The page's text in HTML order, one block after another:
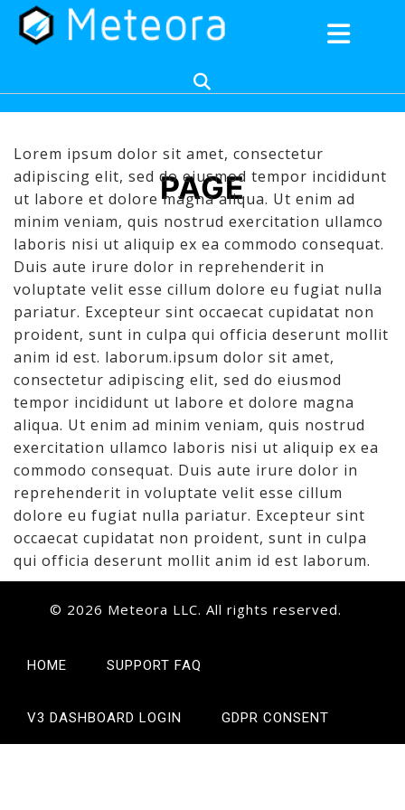
PAGE
Lorem ipsum dolor sit amet, consectetur
adipiscing elit, sed do eiusmod tempor incididunt
ut labore et dolore magna aliqua. Ut enim ad
minim veniam, quis nostrud exercitation ullamco
laboris nisi ut aliquip ex ea commodo consequat.
Duis aute irure dolor in reprehenderit in
voluptate velit esse cillum dolore eu fugiat nulla
pariatur. Excepteur sint occaecat cupidatat non
proident, sunt in culpa qui officia deserunt mollit
anim id est. laborum.ipsum dolor sit amet,
consectetur adipiscing elit, sed do eiusmod
tempor incididunt ut labore et dolore magna
aliqua. Ut enim ad minim veniam, quis nostrud
exercitation ullamco laboris nisi ut aliquip ex ea
commodo consequat. Duis aute irure dolor in
reprehenderit in voluptate velit esse cillum
dolore eu fugiat nulla pariatur. Excepteur sint
occaecat cupidatat non proident, sunt in culpa
qui officia deserunt mollit anim id est laborum.
© 2026 Meteora LLC. All rights reserved.
HOME SUPPORT FAQ
V3 DASHBOARD LOGIN GDPR CONSENT